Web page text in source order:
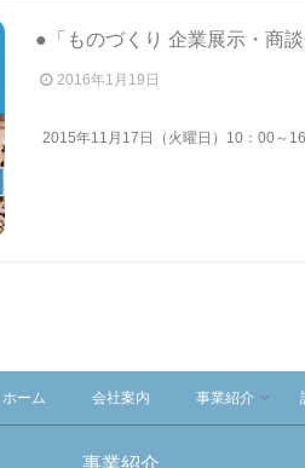
●「ものづくり 企業展示・商
2016年1月19日
2015年11月17日（火曜日）10：00～
ホーム 会社案内 事業紹介
事業紹介